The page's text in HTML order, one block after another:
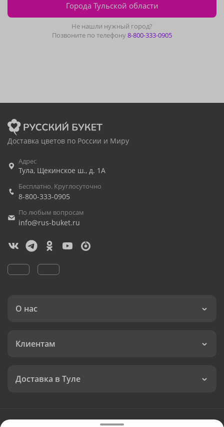
Города Тульской области
Не нашли нужный город?
Позвоните по телефону8-800-333-0905
Доставка цветов по России и Миру
Адрес
Тула, Щекинское ш., д. 1А
Бесплатно. Круглосуточно
8-800-333-0905
По любым вопросам
info@rus-buket.ru
О нас
Клиентам
Доставка в Туле